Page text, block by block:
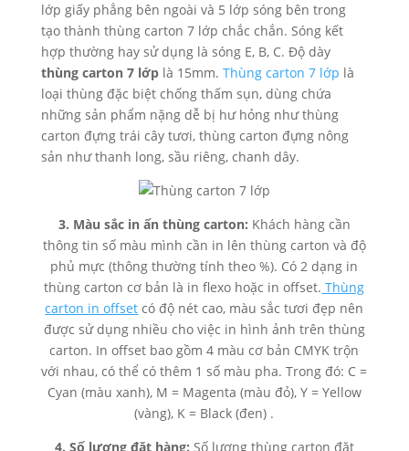
lớp giấy phẳng bên ngoài và 5 lớp sóng bên trong
tạo thành thùng carton 7 lớp chắc chắn. Sóng kết
hợp thường hay sử dụng là sóng E, B, C. Độ dày
thùng carton 7 lớplà 15mm. Thùng carton 7 lớp là
loại thùng đặc biệt chống thấm sụn, dùng chứa
những sản phẩm nặng dễ bị hư hỏng như thùng
carton đựng trái cây tươi, thùng carton đựng nông
sản như thanh long, sầu riêng, chanh dây.
3. Màu sắc in ấn thùng carton: Khách hàng cần
thông tin số màu mình cần in lên thùng carton và độ
phủ mực (thông thường tính theo %). Có 2 dạng in
thùng carton cơ bản là in flexo hoặc in offset. Thùng
carton in offset có độ nét cao, màu sắc tươi đẹp nên
được sử dụng nhiều cho việc in hình ảnh trên thùng
carton. In offset bao gồm 4 màu cơ bản CMYK trộn
với nhau, có thể có thêm 1 số màu pha. Trong đó: C =
Cyan (màu xanh), M = Magenta (màu đỏ), Y = Yellow
(vàng), K = Black (đen) .
4. Số lượng đặt hàng: Số lượng thùng carton đặt